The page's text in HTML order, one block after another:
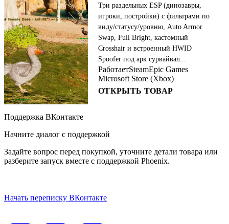
Три раздельных ESP (динозавры,
игроки, постройки) с фильтрами по
виду/статусу/уровню, Auto Armor
Swap, Full Bright, кастомный
Crosshair и встроенный HWID
Spoofer под арк сурвайвал...
РаботаетSteamEpic Games
Microsoft Store (Xbox)
ОТКРЫТЬ ТОВАР
Поддержка ВКонтакте
Начните диалог с поддержкой
Задайте вопрос перед покупкой, уточните детали товара или
разберите запуск вместе с поддержкой Phoenix.
Начать переписку ВКонтакте